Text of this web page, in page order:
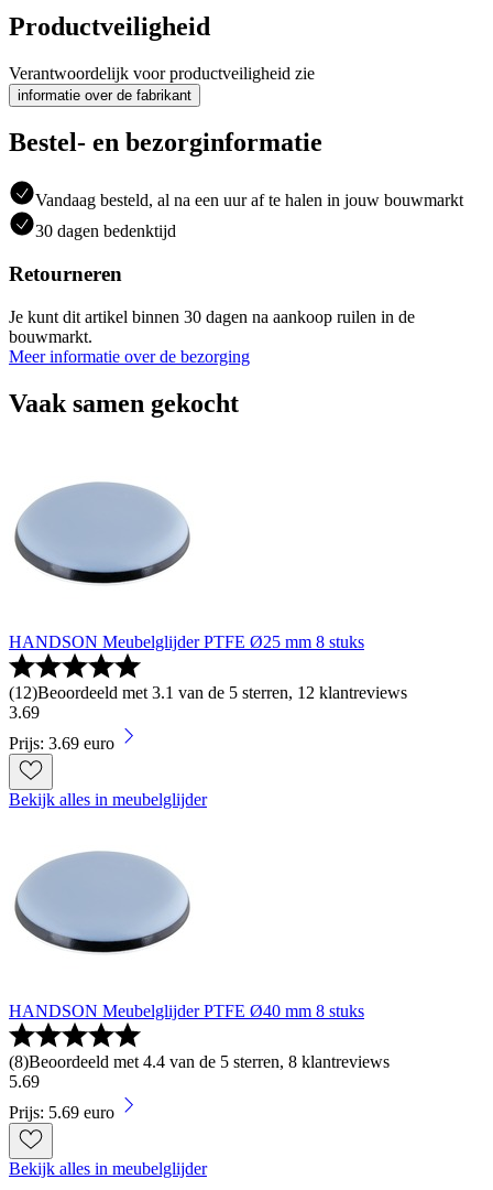
Productveiligheid
Verantwoordelijk voor productveiligheid zie
informatie over de fabrikant
Bestel- en bezorginformatie
Vandaag besteld, al na een uur af te halen in jouw bouwmarkt
30 dagen bedenktijd
Retourneren
Je kunt dit artikel binnen 30 dagen na aankoop ruilen in de
bouwmarkt.
Meer informatie over de bezorging
Vaak samen gekocht
HANDSON Meubelglijder PTFE Ø25 mm 8 stuks
(12)Beoordeeld met 3.1 van de 5 sterren, 12 klantreviews
3.69
Prijs: 3.69 euro
Bekijk alles in meubelglijder
HANDSON Meubelglijder PTFE Ø40 mm 8 stuks
(8)Beoordeeld met 4.4 van de 5 sterren, 8 klantreviews
5.69
Prijs: 5.69 euro
Bekijk alles in meubelglijder